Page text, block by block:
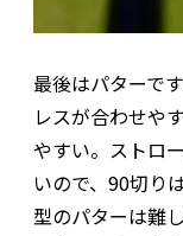
最後はパターで
レスが合わせや
やすい。ストロ
いので、90切り
型のパターは難